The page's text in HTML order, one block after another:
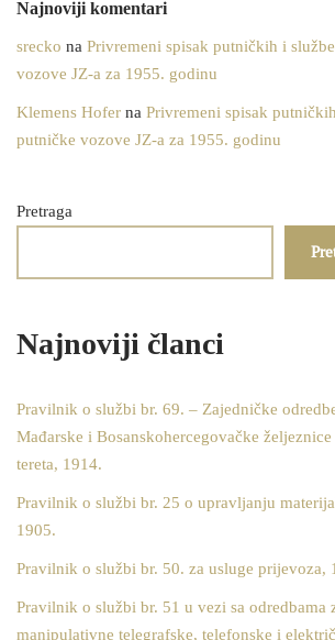
Najnoviji komentari
srecko na Privremeni spisak putničkih i
vozove JZ-a za 1955. godinu
Klemens Hofer na Privremeni spisak
putničke vozove JZ-a za 1955. godinu
Pretraga
Najnoviji članci
Pravilnik o službi br. 69. – Zajedničke
Mađarske i Bosanskohercegovačke
tereta, 1914.
Pravilnik o službi br. 25 o upravljanju
1905.
Pravilnik o službi br. 50. za usluge prijevoza,
Pravilnik o službi br. 51 u vezi sa odredbama
manipulativne telegrafske, telefonske i